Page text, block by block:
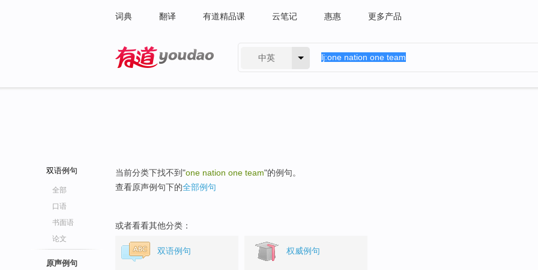
词典 翻译 有道精品课 云笔记 惠惠 更多产品
中英
双语例句
全部
口语
书面语
论文
原声例句
当前分类下找不到"one nation one team"的例句。
查看原声例句下的全部例句
或者看看其他分类：
双语例句 权威例句